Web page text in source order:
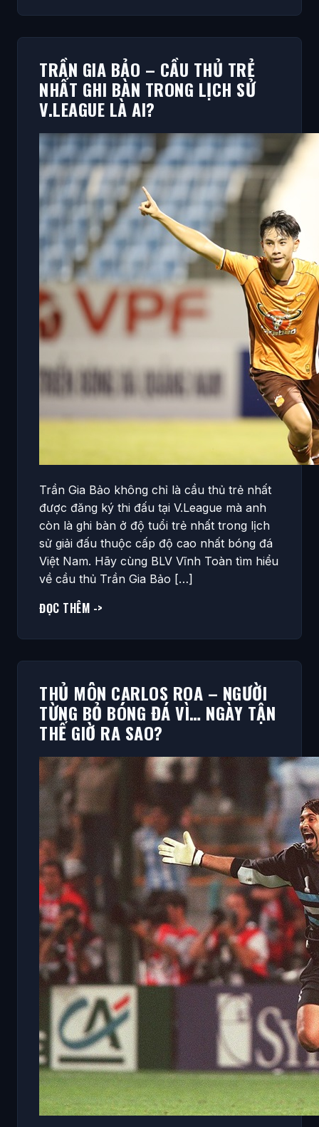
TRẦN GIA BẢO – CẦU THỦ TRẺ
NHẤT GHI BÀN TRONG LỊCH SỬ
V.LEAGUE LÀ AI?
Trần Gia Bảo không chỉ là cầu thủ trẻ nhất
được đăng ký thi đấu tại V.League mà anh
còn là ghi bàn ở độ tuổi trẻ nhất trong lịch
sử giải đấu thuộc cấp độ cao nhất bóng đá
Việt Nam. Hãy cùng BLV Vĩnh Toàn tìm hiểu
về cầu thủ Trần Gia Bảo […]
ĐỌC THÊM ->
THỦ MÔN CARLOS ROA – NGƯỜI
TỪNG BỎ BÓNG ĐÁ VÌ… NGÀY TẬN
THẾ GIỜ RA SAO?